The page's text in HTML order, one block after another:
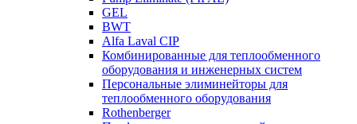
GEL
BWT
Alfa Laval CIP
Комбинированные для теплообменного
оборудования и инженерных систем
Персональные элиминейторы для
теплообменного оборудования
Rothenberger